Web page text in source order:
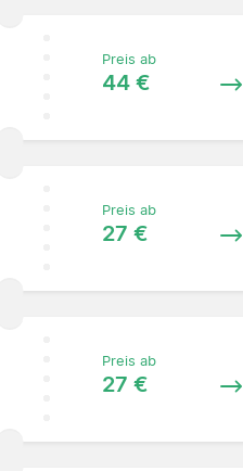
Preis ab
44 €
Preis ab
27 €
Preis ab
27 €